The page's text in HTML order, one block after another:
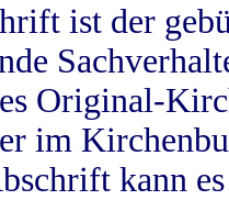
ist der
Original-
im
kann